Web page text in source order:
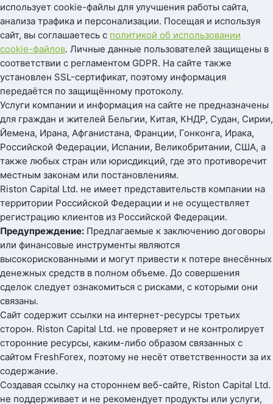
использует cookie-файлы для улучшения работы сайта,
анализа трафика и персонализации. Посещая и используя
сайт, вы соглашаетесь с политикой об использовании
cookie-файлов. Личные данные пользователей защищены в
соответствии с регламентом GDPR. На сайте также
установлен SSL-сертификат, поэтому информация
передаётся по защищённому протоколу.
Услуги компании и информация на сайте не предназначены
для граждан и жителей Бельгии, Китая, КНДР, Судан, Сирии,
Йемена, Ирана, Афганистана, Франции, Гонконга, Ирака,
Российской Федерации, Испании, Великобритании, США, а
также любых стран или юрисдикций, где это противоречит
местным законам или постановлениям.
Riston Capital Ltd. не имеет представительств компании на
территории Российской Федерации и не осуществляет
регистрацию клиентов из Российской Федерации.
Предупреждение: Предлагаемые к заключению договоры
или финансовые инструменты являются
высокорискованными и могут привести к потере внесённых
денежных средств в полном объеме. До совершения
сделок следует ознакомиться с рисками, с которыми они
связаны.
Сайт содержит ссылки на интернет-ресурсы третьих
сторон. Riston Capital Ltd. не проверяет и не контролирует
сторонние ресурсы, каким-либо образом связанных с
сайтом FreshForex, поэтому не несёт ответственности за их
содержание.
Создавая ссылку на стороннем веб-сайте, Riston Capital Ltd.
не поддерживает и не рекомендует продукты или услуги,